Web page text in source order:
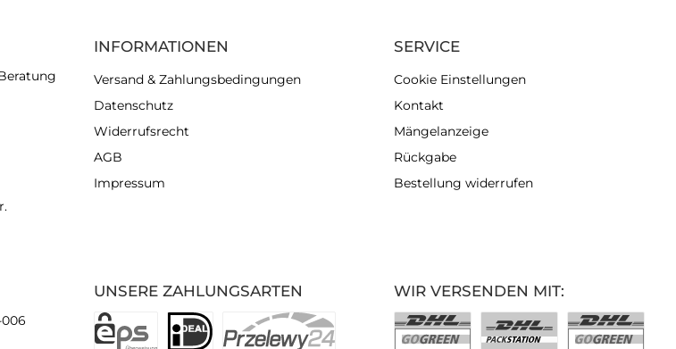
.
UNSERE ZAHLUNGSARTEN
INFORMATIONEN
Versand & Zahlungsbedingungen
Datenschutz
Widerrufsrecht
AGB
Impressum
SERVICE
Cookie Einstellungen
Kontakt
Mängelanzeige
Rückgabe
Bestellung widerrufen
WIR VERSENDEN MIT: